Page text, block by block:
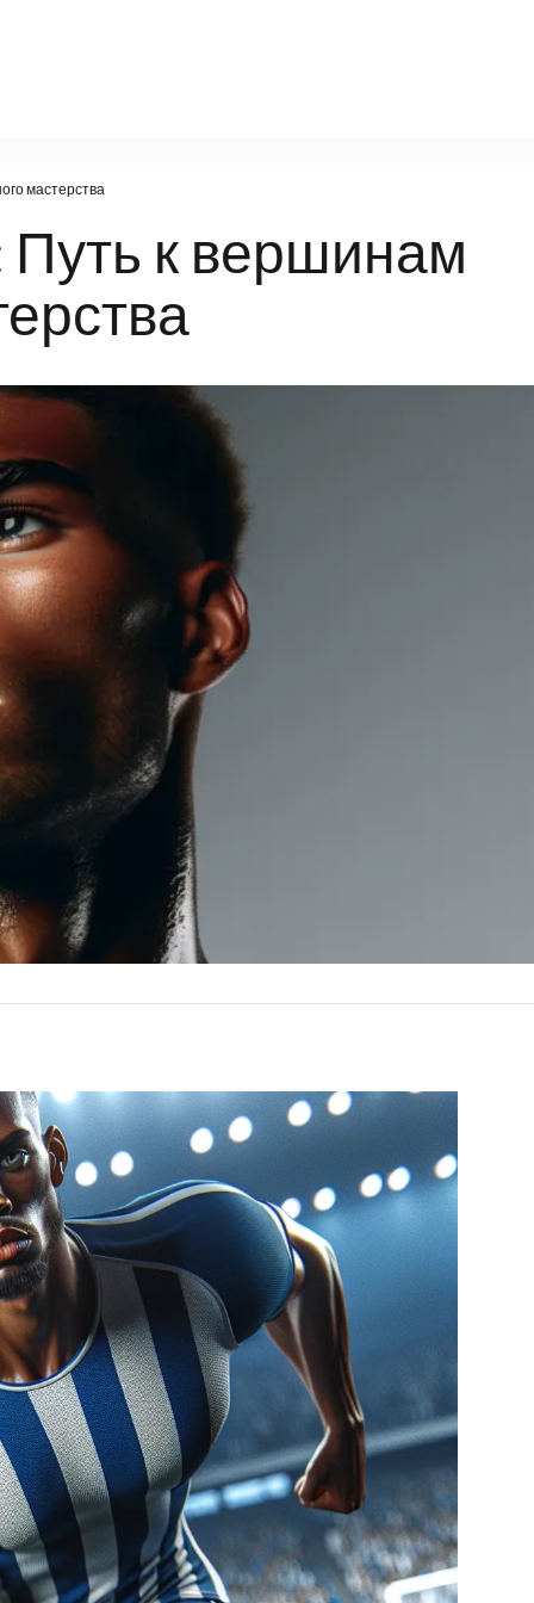
мастерства
к вершинам